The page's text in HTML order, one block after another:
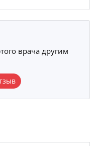
врача другим